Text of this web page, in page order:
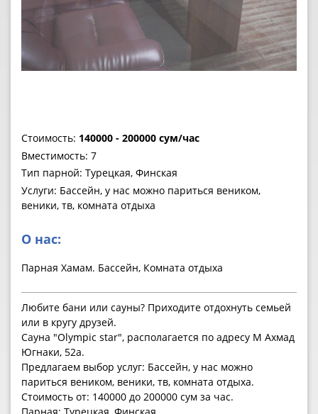
Стоимость: 140000 - 200000 сум/час
Вместимость: 7
Тип парной: Турецкая, Финская
Услуги: Бассейн, у нас можно париться веником,
веники, тв, комната отдыха
О нас:
Парная Хамам. Бассейн, Комната отдыха
Любите бани или сауны? Приходите отдохнуть семьей
или в кругу друзей.
Сауна "Olympic star", располагается по адресу М Ахмад
Югнаки, 52а.
Предлагаем выбор услуг: Бассейн, у нас можно
париться веником, веники, тв, комната отдыха.
Стоимость от: 140000 до 200000 сум за час.